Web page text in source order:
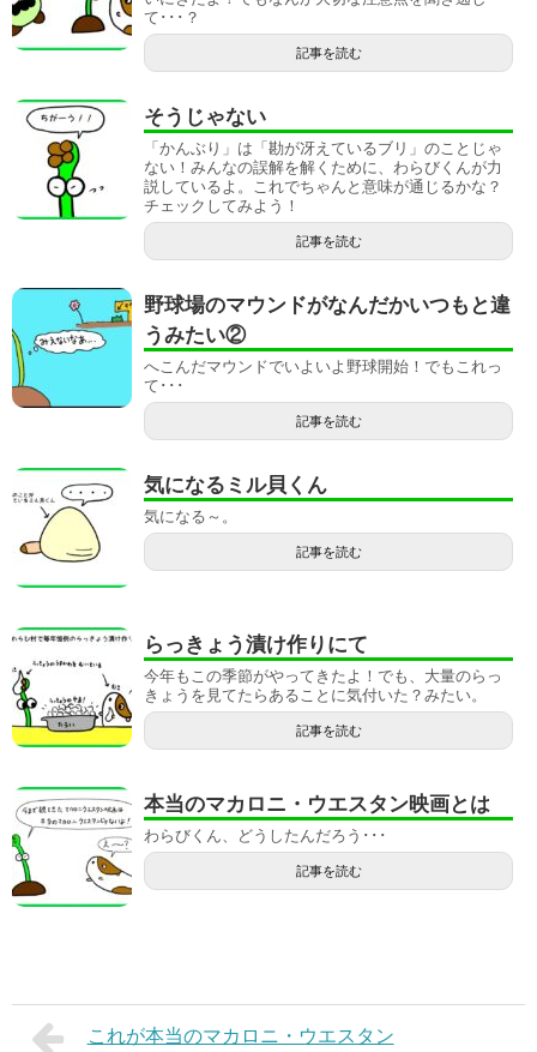
て･･･？
記事を読む
そうじゃない
「かんぶり」は「勘が冴えているブリ」のことじゃ
ない！みんなの誤解を解くために、わらびくんが力
説しているよ。これでちゃんと意味が通じるかな？
チェックしてみよう！
記事を読む
野球場のマウンドがなんだかいつもと違
うみたい②
へこんだマウンドでいよいよ野球開始！でもこれっ
て･･･
記事を読む
気になるミル貝くん
気になる～。
記事を読む
らっきょう漬け作りにて
今年もこの季節がやってきたよ！でも、大量のらっ
きょうを見てたらあることに気付いた？みたい。
記事を読む
本当のマカロニ・ウエスタン映画とは
わらびくん、どうしたんだろう･･･
記事を読む
これが本当のマカロニ・ウエスタン